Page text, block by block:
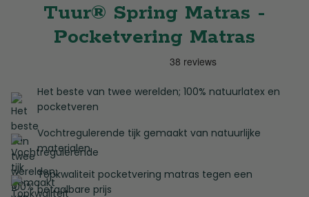
Tuur® Spring Matras -
Pocketvering Matras
Het beste van twee werelden; 100% natuurlatex en
pocketveren
Vochtregulerende tijk gemaakt van natuurlijke
materialen
Topkwaliteit pocketvering matras tegen een
betaalbare prijs